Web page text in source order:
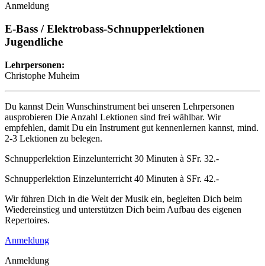
Anmeldung
E-Bass / Elektrobass-Schnupperlektionen
Jugendliche
Lehrpersonen:
Christophe Muheim
Du kannst Dein Wunschinstrument bei unseren Lehrpersonen
ausprobieren Die Anzahl Lektionen sind frei wählbar. Wir
empfehlen, damit Du ein Instrument gut kennenlernen kannst, mind.
2-3 Lektionen zu belegen.
Schnupperlektion Einzelunterricht 30 Minuten à SFr. 32.-
Schnupperlektion Einzelunterricht 40 Minuten à SFr. 42.-
Wir führen Dich in die Welt der Musik ein, begleiten Dich beim
Wiedereinstieg und unterstützen Dich beim Aufbau des eigenen
Repertoires.
Anmeldung
Anmeldung